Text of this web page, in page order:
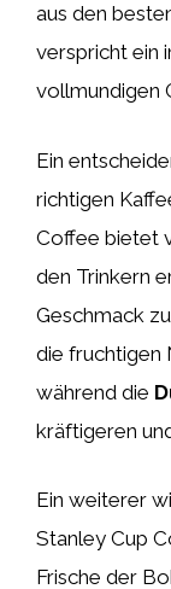
aus den
verspricht ein
vollmundigen
Ein
richtigen
Coffee bietet
den Trinkern
Geschmack
die fruchtigen
während die
kräftigeren
Ein weiterer
Stanley Cup
Frische der